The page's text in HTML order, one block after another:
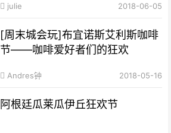
julie 2018-06-05
[周末城会玩]布宜诺斯艾利斯咖啡
节——咖啡爱好者们的狂欢
Andres钟 2018-05-16
阿根廷瓜莱瓜伊丘狂欢节